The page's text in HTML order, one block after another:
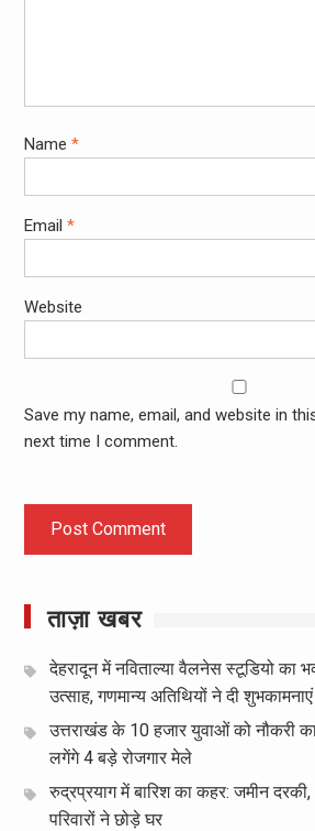
Name *
Email *
Website
Save my name, email, and website in
next time I comment.
ताज़ा खबर
देहरादून में नविताल्या वैलनेस स्टूडियो का
उत्साह, गणमान्य अतिथियों ने दी शुभकामनाएं
उत्तराखंड के 10 हजार युवाओं को नौकरी
लगेंगे 4 बड़े रोजगार मेले
रुद्रप्रयाग में बारिश का कहर: जमीन
परिवारों ने छोड़े घर